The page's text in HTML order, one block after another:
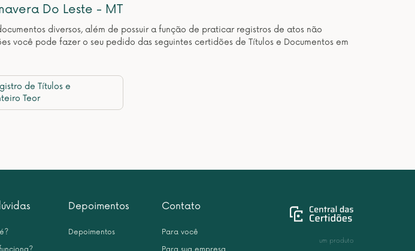
Do Leste - MT
diversos, além de possuir a função de praticar registros de atos não
você pode fazer o seu pedido das seguintes certidões de Títulos e Documentos em
de Títulos e
Teor
Depoimentos
Depoimentos
Contato
Para você
um produto